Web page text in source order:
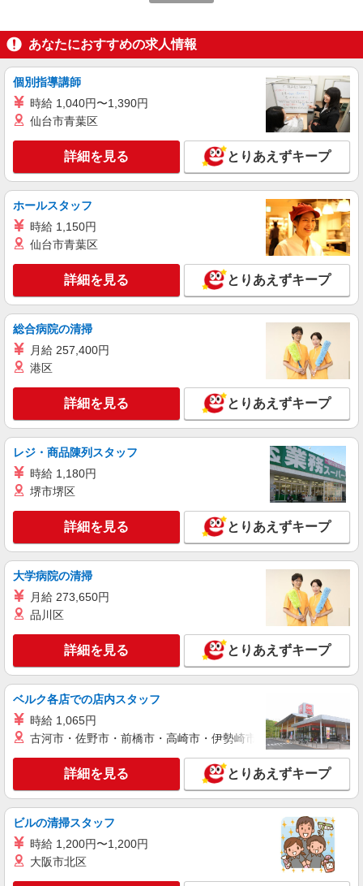
キープ
派遣社員
株式会社テクノ・サービス/お仕事No/0863098
時給1280円交通費全額支給
大阪府大東市 ＊バイク通勤OK
キープ 詳細を見る
派遣社員
株式会社テクノ・サービス/お仕事No/0846798
検査・包装
時給1350円交通費全額支給
大阪府大東市 ＊バイク通勤OK
キープ 詳細を見る
派遣社員
株式会社テクノ・サービス/お仕事No/0895901
フォークリフト作業
大阪府大東市 ＊車・バイク通勤OK
詳細を見る
株式会社テクノ・サービス/お仕事No/0898193
キープ 詳細を見る
派遣社員
株式会社テクノ・サービス/お仕事No/0918463
時給1500円交通費全額支給
大阪府大東市 ＊バイク通勤OK
キープ 詳細を見る
派遣社員
株式会社テクノ・サービス/お仕事No/0806962
あなたにおすすめの求人情報
個別指導講師
時給 1,040円〜1,390円
仙台市青葉区
詳細を見る とりあえずキープ
ホールスタッフ
時給 1,150円
仙台市青葉区
詳細を見る とりあえずキープ
総合病院の清掃
月給 257,400円
港区
詳細を見る とりあえずキープ
レジ・商品陳列スタッフ
時給 1,180円
堺市堺区
詳細を見る とりあえずキープ
大学病院の清掃
月給 273,650円
品川区
詳細を見る とりあえずキープ
ベルク各店での店内スタッフ
時給 1,065円
古河市・佐野市・前橋市・高崎市・伊勢崎市・太田市・館林市
詳細を見る とりあえずキープ
ビルの清掃スタッフ
時給 1,200円〜1,200円
大阪市北区